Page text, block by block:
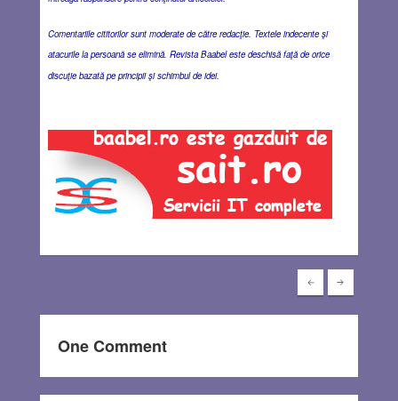
Comentariile cititorilor sunt moderate de către redacţie. Textele indecente şi
atacurile la persoană se elimină. Revista Baabel este deschisă faţă de orice
discuţie bazată pe principii şi schimbul de idei.
One Comment